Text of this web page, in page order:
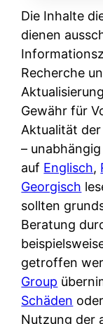
h
i
e
r
e
n
r
u
s
s
i
s
c
h
e
B
a
W
t
i
r
k
c
k
o
n
d
e
r
S
c
h
u
t
z
d
e
r
F
i
r
m
Die Inhalte
dienen
Recherche
Gewähr für
Aktualität
–
auf Englisch,
Georgisch
sollten
Beratung
getroffen
Group
Schäden
Nutzung der